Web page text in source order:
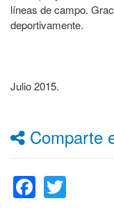
líneas de campo.
deportivamente.
Julio 2015.
Comparte